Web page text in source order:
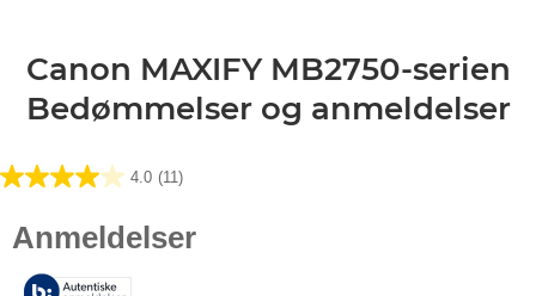
Canon MAXIFY MB2750-serien
Bedømmelser og anmeldelser
4.0 (11)
4.0
stjerner.